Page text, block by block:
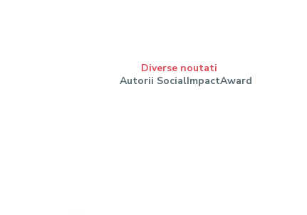
Diverse noutati
Autorii SocialImpactAward